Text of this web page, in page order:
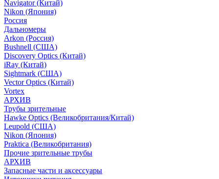
Navigator (Китай)
Nikon (Япония)
Россия
Дальномеры
Arkon (Россия)
Bushnell (США)
Discovery Optics (Китай)
iRay (Китай)
Sightmark (США)
Vector Optics (Китай)
Vortex
АРХИВ
Трубы зрительные
Hawke Optics (Великобритания/Китай)
Leupold (США)
Nikon (Япония)
Praktica (Великобритания)
Прочие зрительные трубы
АРХИВ
Запасные части и аксессуары